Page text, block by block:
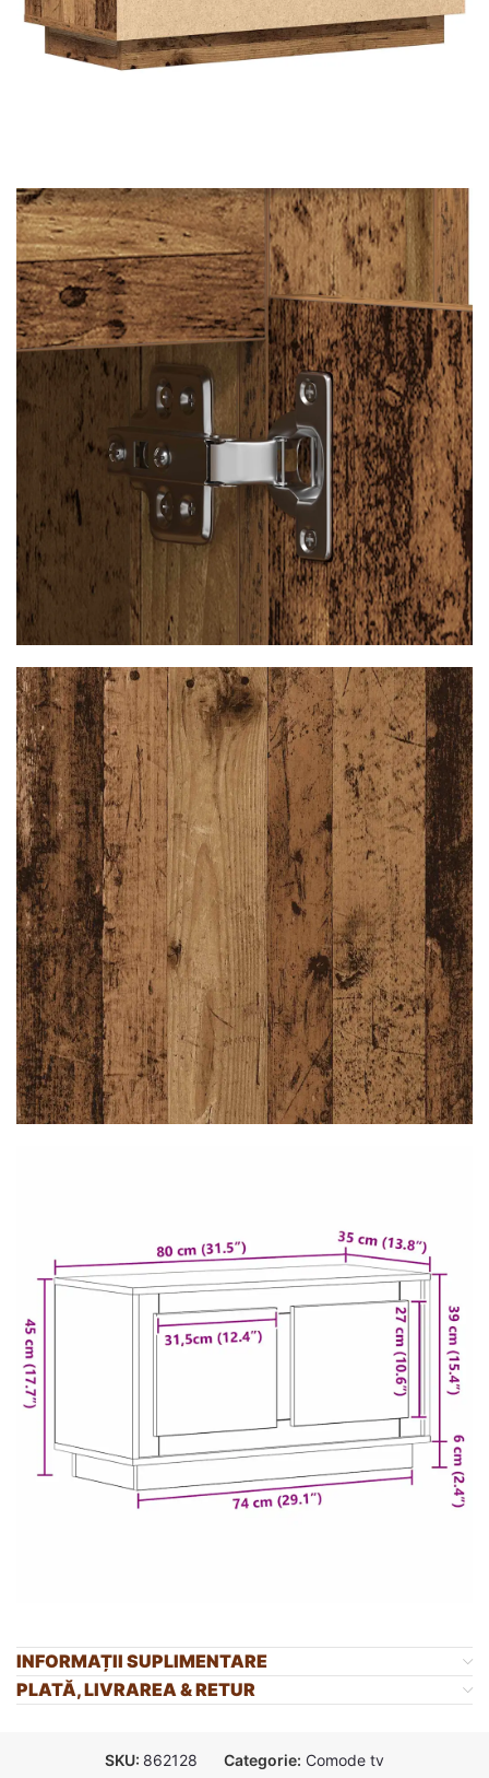
INFORMAȚII SUPLIMENTARE
PLATĂ, LIVRAREA & RETUR
SKU: 862128 Categorie: Comode tv